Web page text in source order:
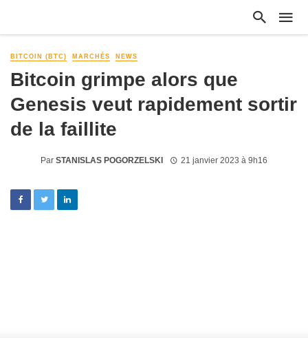
BITCOIN (BTC) MARCHÉS NEWS
Bitcoin grimpe alors que
Genesis veut rapidement sortir
de la faillite
Par STANISLAS POGORZELSKI 21 janvier 2023 à 9h16